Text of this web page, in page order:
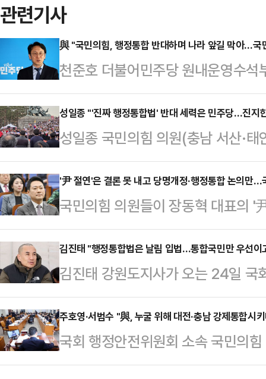
관련기사
與 "국민의힘, 행정통합 반대하며 나라 앞길 막아…국
천준호 더불어민주당 원내운영수
의힘의 반대로 대전·충남, 대구·경
나라를 절단낸 것도 모자라 행정통
아서고 있다"고 비판했다.천준호
회를 열어 이같이 말하며 "국민의
처리에 대한 입장을 명확히 밝혀야
전 전체회의에서 전남광주 통합특
충남대전과 대구경북 특별법은 야
성일종 "'진짜 행정통합법' 반대 세력은 민주당…진지
성일종 국민의힘 의원(충남 서산·
법위원회에서 광주전남 행정통합
합법은 보류시켰다"면서 "그러면서
대하는 것처럼 얄팍한 정치적 프레
의원은 24일 국회에서 열린 대전·
에서 "우리가 반대하는 것은 행정
법'"이라며 "'진짜 행정통합'에 반대
를 높였다.성 의원은 "분…
'尹 절연'은 결론 못 내고 당명개정·행정통합 논의만
국민의힘 의원들이 장동혁 대표의 '
했으나, 당명 개정과 대구·경북 행
면서 관련 사안에 대한 뚜렷한 결론
인은 23일 국회에서 열린 의원총회
개정 관련해 보고를 했고 현재 행정
갖고 가는 게 맞는 지 그런 차원에
대변인은 "일단 이번에 미리 준비
단은 의견을 들으…
김진태 "행정통합법은 날림 입법…통합국민만 우선이
김진태 강원도지사가 오는 24일 국
주전남, 대구경북 통합특별법에 대
분명히 했다. 김 지사는 이번 행정
할 것이라면 4대 특별자치시도 특
다는 뜻을 피력했다.김진태 지사는
주호영·서범수 "與, 누굴 위해 대전·충남 강제통합시
국회 행정안전위원회 소속 국민의
로 충남·대전 행정통합 특별법이